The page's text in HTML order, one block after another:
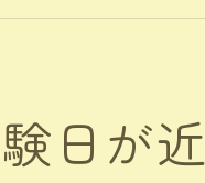
を目指す方が知るべ
けた茨木市特有の傾
保育士の合格ポイント
日が